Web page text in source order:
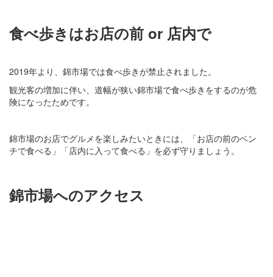
食べ歩きはお店の前 or 店内で
2019年より、錦市場では食べ歩きが禁止されました。
観光客の増加に伴い、道幅が狭い錦市場で食べ歩きをするのが危
険になったためです。
錦市場のお店でグルメを楽しみたいときには、「お店の前のベン
チで食べる」「店内に入って食べる」を必ず守りましょう。
錦市場へのアクセス